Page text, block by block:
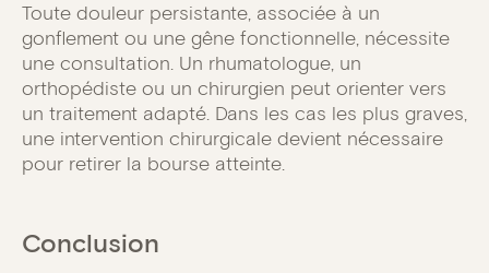
Toute douleur persistante, associée à un
gonflement ou une gêne fonctionnelle, nécessite
une consultation. Un rhumatologue, un
orthopédiste ou un chirurgien peut orienter vers
un traitement adapté. Dans les cas les plus graves,
une intervention chirurgicale devient nécessaire
pour retirer la bourse atteinte.
Conclusion